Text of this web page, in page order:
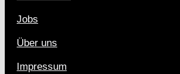
Jobs
Über uns
Impressum